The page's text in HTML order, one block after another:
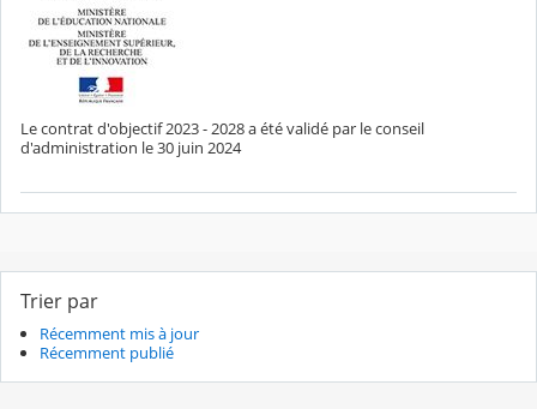
Le contrat d'objectif 2023 - 2028 a été validé par le conseil
d'administration le 30 juin 2024
Trier par
Récemment mis à jour
Récemment publié